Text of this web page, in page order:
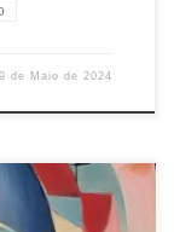
de Maio de 2024